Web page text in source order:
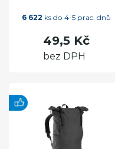
6 622 ks do 4-5 prac. dnů
49,5 Kč
bez DPH